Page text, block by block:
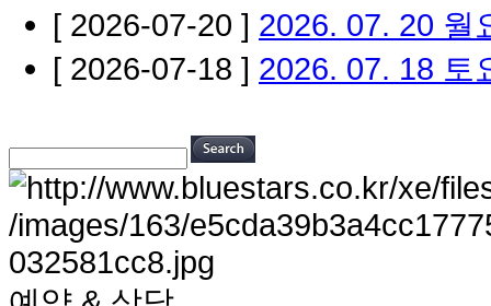
[ 2026-07-20 ] 2026. 07. 20 월
[ 2026-07-18 ] 2026. 07. 18 토